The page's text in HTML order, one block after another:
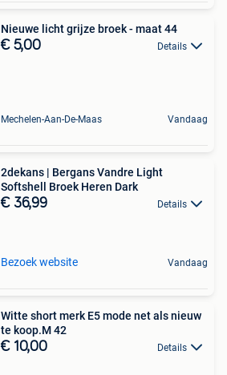
Nieuwe licht grijze broek - maat 44
€ 5,00 Details
Mechelen-Aan-De-Maas Vandaag
2dekans | Bergans Vandre Light
Softshell Broek Heren Dark
€ 36,99 Details
Bezoek website Vandaag
Witte short merk E5 mode net als nieuw
te koop.M 42
€ 10,00 Details